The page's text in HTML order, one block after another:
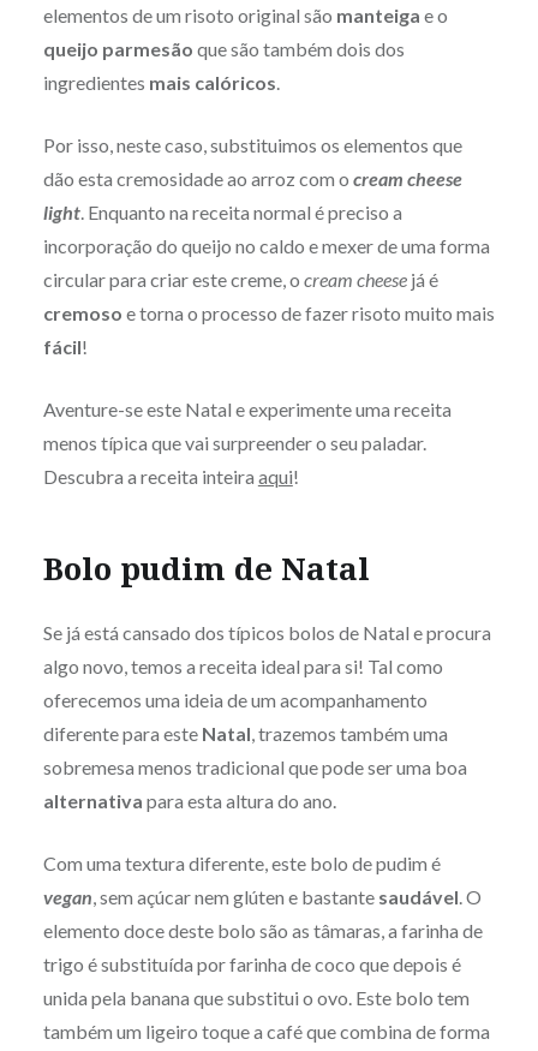
elementos de um risoto original são manteiga e o
queijo parmesão que são também dois dos
ingredientes mais calóricos
Por isso, neste caso, substituimos os elementos que
dão esta cremosidade ao arroz com o cream cheese
light. Enquanto na receita normal é preciso a
incorporação do queijo no caldo e mexer de uma forma
circular para criar este creme, o cream cheesejá é
cremoso e torna o processo de fazer risoto muito mais
fácil!
Aventure-se este Natal e experimente uma receita
menos típica que vai surpreender o seu paladar.
Descubra a receita inteira aqui!
Bolo pudim de Natal
Se já está cansado dos típicos bolos de Natal e procura
algo novo, temos a receita ideal para si! Tal como
oferecemos uma ideia de um acompanhamento
diferente para este Natal , trazemos também uma
sobremesa menos tradicional que pode ser uma boa
alternativa para esta altura do ano.
Com uma textura diferente, este bolo de pudim é
vegan , sem açúcar nem glúten e bastante saudável . O
elemento doce deste bolo são as tâmaras, a farinha de
trigo é substituída por farinha de coco que depois é
unida pela banana que substitui o ovo. Este bolo tem
também um ligeiro toque a café que combina de forma